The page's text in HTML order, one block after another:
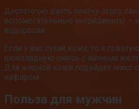
Достаточно взять плитку этого
вспомогательные ингредиенты –
водоросли.
Если у вас сухая кожа, то я
шоколадную смесь с яичным
Для жирной кожи подойдет микс
кефиром.
Польза для мужчин